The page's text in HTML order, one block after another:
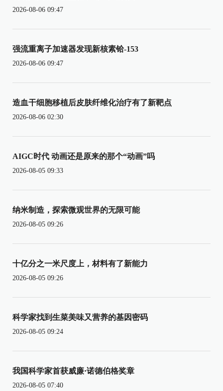
2026-08-06 09:47
强流重离子加速器发现新核素铪-153
2026-08-06 09:47
造血干细胞移植后皮肤纤维化治疗有了新靶点
2026-08-06 02:30
AIGC时代 动画还是原来的那个“动画”吗
2026-08-05 09:33
纳米制造，探索微观世界的无限可能
2026-08-05 09:26
十亿分之一米尺度上，材料有了新能力
2026-08-05 09:26
科学家找到生菜美味又营养的基因密码
2026-08-05 09:24
我国科学家首获威廉·诺德伯格奖章
2026-08-05 07:40